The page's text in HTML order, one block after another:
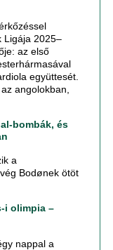
Ligája 2025–
az első
együttesét.
angolokban,
bombák, és
a
Bodønek ötöt
i olimpia –
nappal a